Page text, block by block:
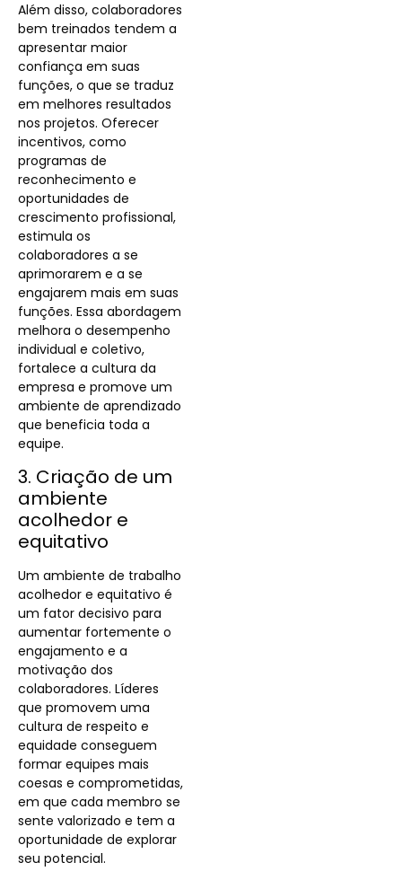
Além disso, colaboradores
bem treinados tendem a
apresentar maior
confiança em suas
funções, o que se traduz
em melhores resultados
nos projetos. Oferecer
incentivos, como
programas de
reconhecimento e
oportunidades de
crescimento profissional,
estimula os
colaboradores a se
aprimorarem e a se
engajarem mais em suas
funções. Essa abordagem
melhora o desempenho
individual e coletivo,
fortalece a cultura da
empresa e promove um
ambiente de aprendizado
que beneficia toda a
equipe.
3. Criação de um
ambiente
acolhedor e
equitativo
Um ambiente de trabalho
acolhedor e equitativo é
um fator decisivo para
aumentar fortemente o
engajamento e a
motivação dos
colaboradores. Líderes
que promovem uma
cultura de respeito e
equidade conseguem
formar equipes mais
coesas e comprometidas,
em que cada membro se
sente valorizado e tem a
oportunidade de explorar
seu potencial.